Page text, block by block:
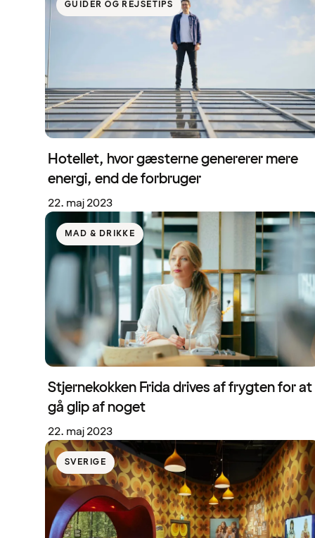
GUIDER OG REJSETIPS
Hotellet, hvor gæsterne genererer mere
energi, end de forbruger
22. maj 2023
MAD & DRIKKE
Stjernekokken Frida drives af frygten for at
gå glip af noget
22. maj 2023
SVERIGE